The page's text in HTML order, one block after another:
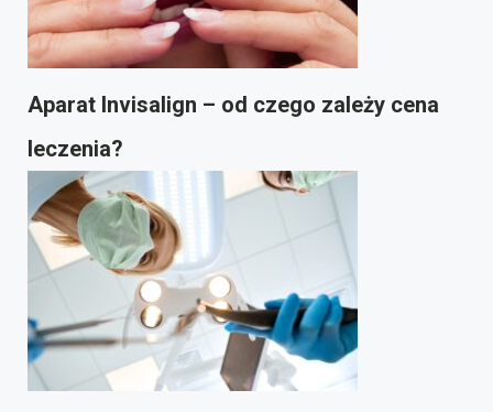
Aparat Invisalign – od czego zależy cena
leczenia?